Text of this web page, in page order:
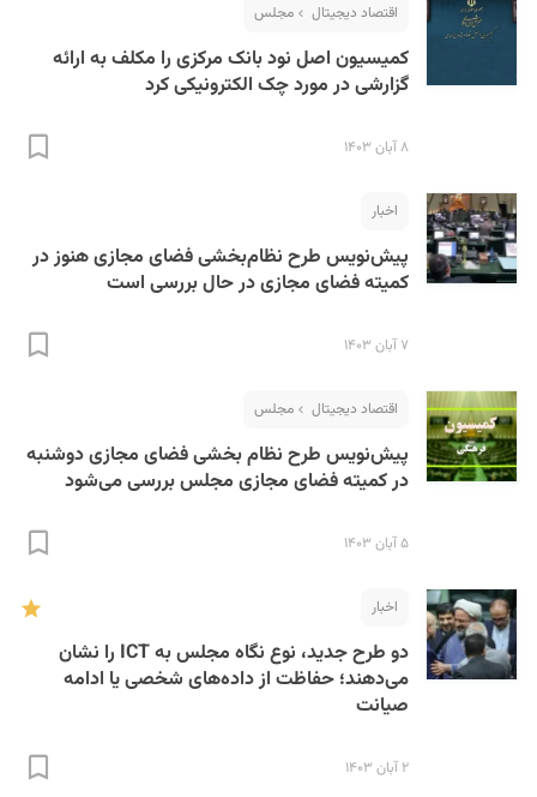
اقتصاد دیجیتال مجلس
کمیسیون اصل نود بانک مرکزی را مکلف به ارائه
گزارشی در مورد چک الکترونیکی کرد
۸ آبان ۱۴۰۳
اخبار
پیش‌نویس طرح نظام‌بخشی فضای مجازی هنوز در
کمیته فضای مجازی در حال بررسی است
۷ آبان ۱۴۰۳
اقتصاد دیجیتال مجلس
پیش‌نویس طرح نظام بخشی فضای مجازی دوشنبه
در کمیته فضای مجازی مجلس بررسی می‌شود
۵ آبان ۱۴۰۳
اخبار
دو طرح جدید، نوع نگاه مجلس به ICT را نشان
می‌دهند؛ حفاظت از داده‌های شخصی یا ادامه
صیانت
۲ آبان ۱۴۰۳